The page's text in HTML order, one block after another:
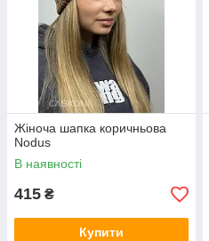
Жіноча шапка коричньова
Nodus
В наявності
415 ₴
Купити